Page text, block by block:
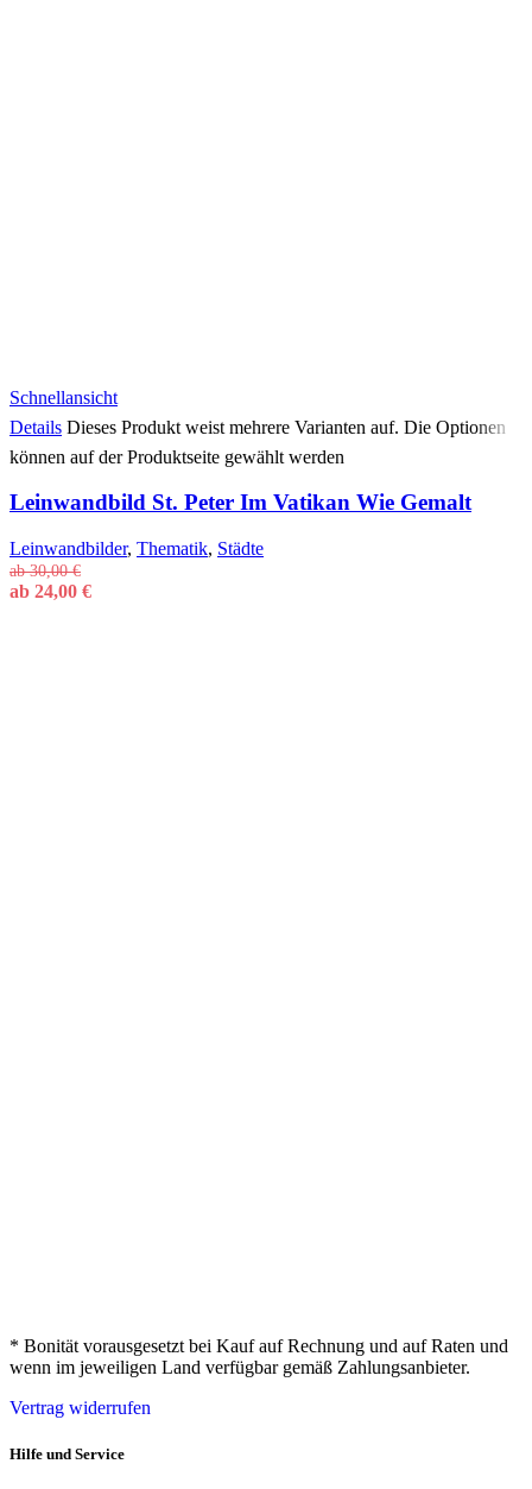
Schnellansicht
Details Dieses Produkt weist mehrere Varianten auf. Die Optionen
können auf der Produktseite gewählt werden
Leinwandbild St. Peter Im Vatikan Wie Gemalt
Leinwandbilder, Thematik, Städte
ab30,00€
ab 24,00 €
* Bonität vorausgesetzt bei Kauf auf Rechnung und auf Raten und
wenn im jeweiligen Land verfügbar gemäß Zahlungsanbieter.
Vertrag widerrufen
Hilfe und Service